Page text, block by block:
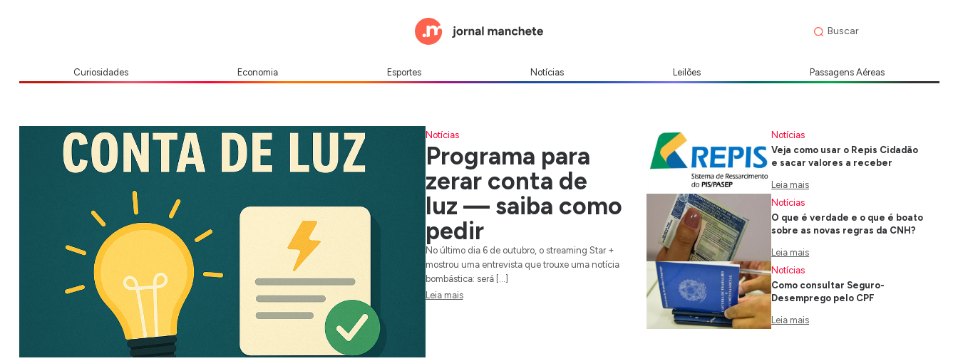
Curiosidades Economia Esportes Notícias Leilões Passagens Aéreas
Notícias
Programa para
zerar conta de
luz — saiba como
pedir
No último dia 6 de outubro, o streaming Star +
mostrou uma entrevista que trouxe uma notícia
bombástica: será […]
Leia mais
Notícias
Veja como usar o Repis Cidadão
e sacar valores a receber
Leia mais
Notícias
O que é verdade e o que é boato
sobre as novas regras da CNH?
Leia mais
Notícias
Como consultar Seguro-
Desemprego pelo CPF
Leia mais